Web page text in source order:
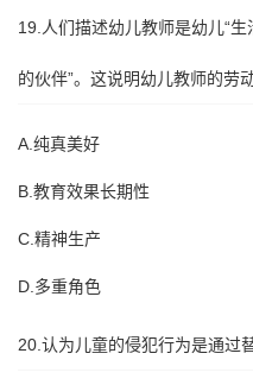
19.人们描述幼儿教师是幼儿“
的伙伴”。这说明幼儿教师的劳
A.纯真美好
B.教育效果长期性
C.精神生产
D.多重角色
20.认为儿童的侵犯行为是通过